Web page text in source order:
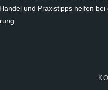
und Praxistipps helfen bei